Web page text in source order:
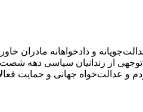
و دادخواهانه
توجهی از زندانیان سیاسی دهه
و عدالت‌خواه جهانی و حمایت